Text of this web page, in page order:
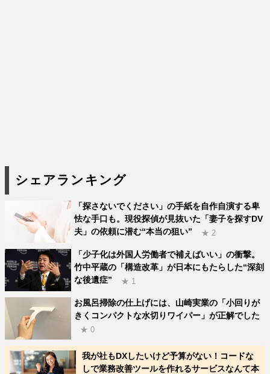
シェアランキング
「探さないでください」の手紙を自作自演する卑
怯な手口も。現役探偵が見抜いた「妻子を探すDV
夫」の依頼に潜む“本当の狙い”
★ 2
「少子化は外国人労働者で補えばいい」の衝撃。
竹中平蔵の「構造改革」が日本にもたらした“深刻
な後遺症”
★ 1
お風呂掃除の仕上げには、山崎実業の「小回りが
きくコンパクトな水切りワイパー」が正解でした
★ 0
我が社もDXしたいけど予算がない！コードな
しで業務改善ツールを作れるサービスなんて本